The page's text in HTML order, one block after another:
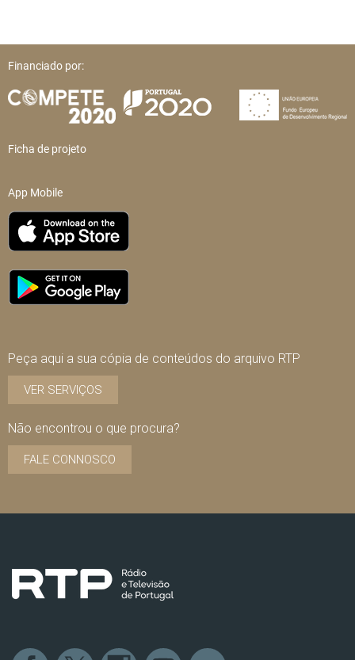
Financiado por:
Ficha de projeto
App Mobile
Peça aqui a sua cópia de conteúdos do arquivo RTP
VER SERVIÇOS
Não encontrou o que procura?
FALE CONNOSCO